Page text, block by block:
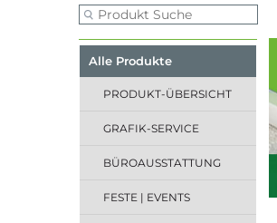
Alle Produkte
PRODUKT-ÜBERSICHT
GRAFIK-SERVICE
BÜROAUSSTATTUNG
FESTE | EVENTS